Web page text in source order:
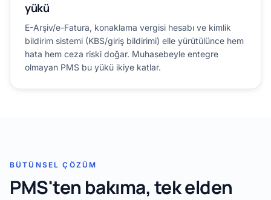
yükü
E-Arşiv/e-Fatura, konaklama vergisi hesabı ve kimlik
bildirim sistemi (KBS/giriş bildirimi) elle yürütülünce hem
hata hem ceza riski doğar. Muhasebeyle entegre
olmayan PMS bu yükü ikiye katlar.
BÜTÜNSEL ÇÖZÜM
PMS'ten bakıma, tek elden